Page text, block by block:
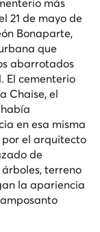
21 de mayo de
Bonaparte,
que
abarrotados
El cementerio
Chaise, el
en esa misma
por el arquitecto
de
terreno
la apariencia